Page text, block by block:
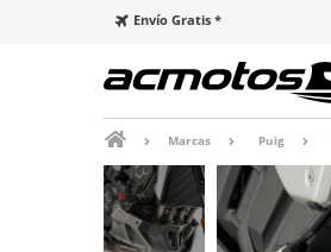
Envío Gratis *
Marcas Puig